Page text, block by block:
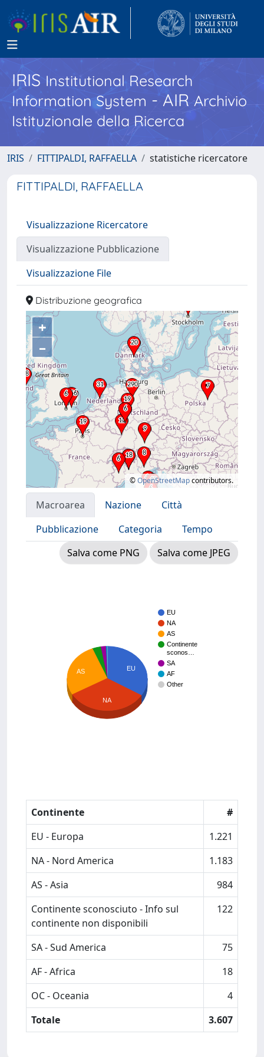
IRISInstitutional Research
Information System - AIR Archivio
Istituzionale della Ricerca
IRIS FITTIPALDI, RAFFAELLA statistiche ricercatore
FITTIPALDI, RAFFAELLA
Visualizzazione Ricercatore
Visualizzazione Pubblicazione
Visualizzazione File
Distribuzione geografica
+
–
©OpenStreetMapcontributors.
Macroarea Nazione
Città
Pubblicazione
Categoria
Tempo
Salva come PNG
Salva come JPEG
EU
NA
AS
Continente
sconos…
SA
AF
Other
EU
AS
NA
Continente
#
EU - Europa
1.221
NA - Nord America
1.183
AS - Asia
984
Continente sconosciuto - Info sul
continente non disponibili
122
SA - Sud America
75
AF - Africa
18
OC - Oceania
4
Totale
3.607